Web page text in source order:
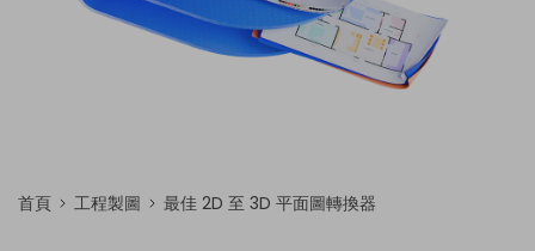
首頁 工程製圖 最佳 2D 至 3D 平面圖轉換器